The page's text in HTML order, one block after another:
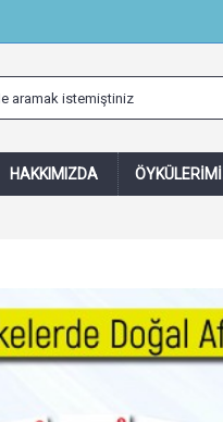
HAKKIMIZDA